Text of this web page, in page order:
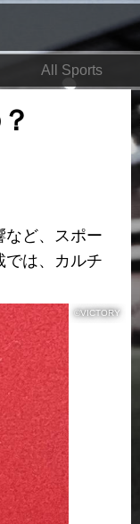
All Sports
？
など、スポー
では、カルチ
©VICTORY